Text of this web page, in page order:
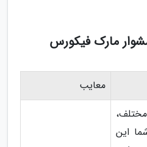
مارک فیکورس
معایب
این